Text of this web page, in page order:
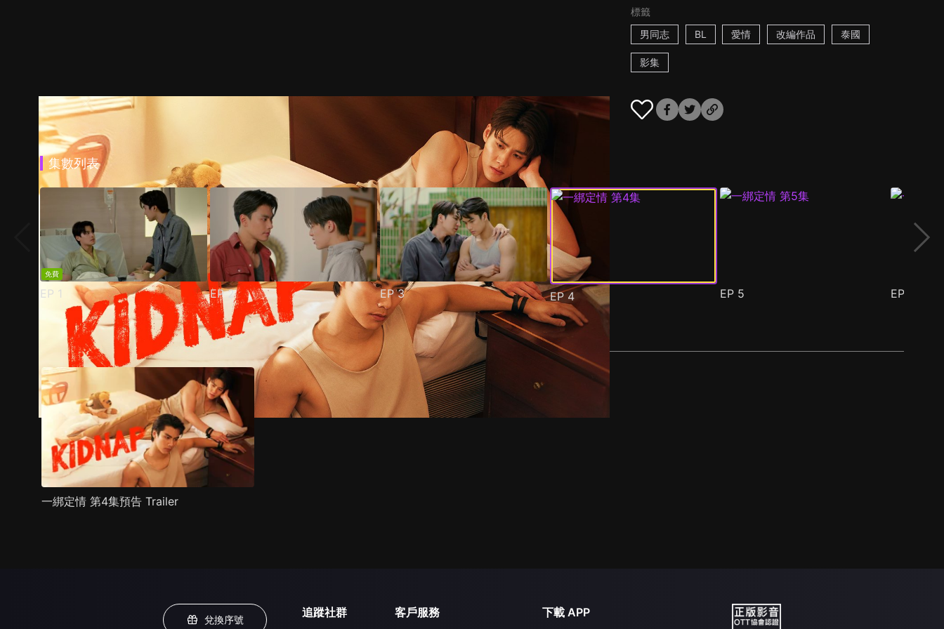
標籤
男同志
BL 愛情 改編作品 泰國
影集
集數列表
免費
EP 1 EP2 EP3 EP4 EP 5 EP
劇照 推薦影片 劇情介紹
一綁定情 第4集預告 Trailer
兌換序號
追蹤社群 客戶服務 下載 APP